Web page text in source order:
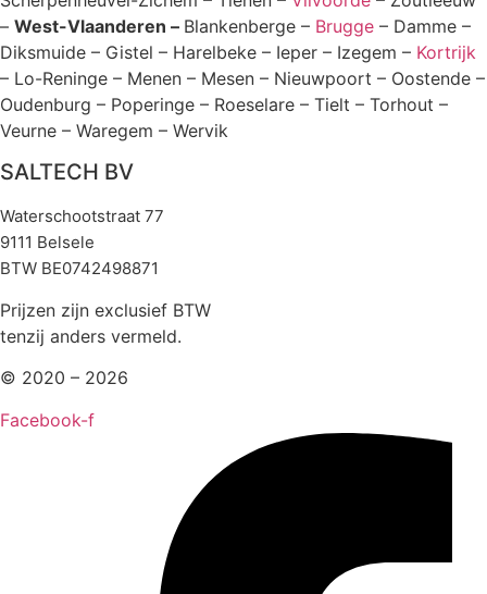
– West-Vlaanderen – Blankenberge – Brugge – Damme –
Diksmuide – Gistel – Harelbeke – Ieper – Izegem – Kortrijk
– Lo-Reninge – Menen – Mesen – Nieuwpoort – Oostende –
Oudenburg – Poperinge – Roeselare – Tielt – Torhout –
Veurne – Waregem – Wervik
SALTECH BV
Waterschootstraat 77
9111 Belsele
BTW BE0742498871
Prijzen zijn exclusief BTW
tenzij anders vermeld.
© 2020 – 2026
Facebook-f